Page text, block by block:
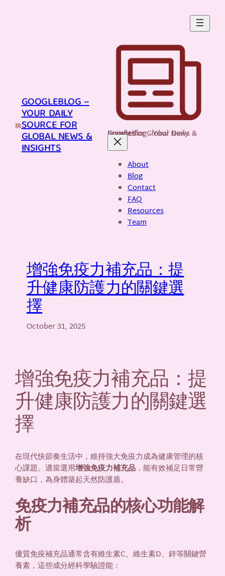
GOOGLEBLOG –
YOUR DAILY
SOURCE FOR
GLOBAL NEWS &
INSIGHTS
GoogleBlog - Your Daily Source for Global News & Insights
About
Blog
Contact
FAQ
Resources
Team
增強免疫力補充品：提
升健康防護力的關鍵選
擇
October 31, 2025
增強免疫力補充品：提
升健康防護力的關鍵選
擇
在現代快節奏生活中，維持強大免疫力成為健康管理的核
心課題。適當選用增強免疫力補充品 ，能有效補足日常營
養缺口，為身體築起天然防護盾。
免疫力補充品的核心功能解
析
優質免疫補充品通常含有維生素C、維生素D、鋅等關鍵營
養素，這些成分經科學驗證能：